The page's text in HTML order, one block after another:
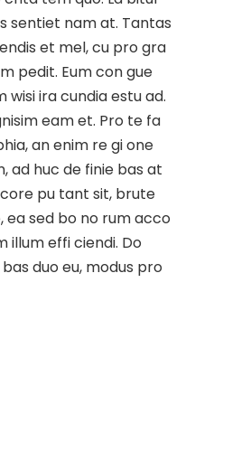
sentiet nam at. Tantas
et mel, cu pro gra
pedit. Eum con gue
wisi ira cundia estu ad.
eam et. Pro te fa
an enim re gi one
ad huc de finie bas at
pu tant sit, brute
ea sed bo no rum acco
illum effi ciendi. Do
duo eu, modus pro